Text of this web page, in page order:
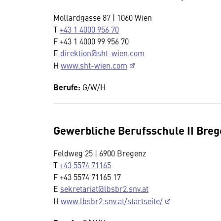
Mollardgasse 87 | 1060 Wien
T+43 1 4000 956 70
F +43 1 4000 99 956 70
E direktion@sht-wien.com
H www.sht-wien.com
Berufe: G/W/H
Gewerbliche Berufsschule II
Feldweg 25 | 6900 Bregenz
T+43 5574 71165
F +43 5574 71165 17
E sekretariat@lbsbr2.snv.at
H www.lbsbr2.snv.at/startseite/